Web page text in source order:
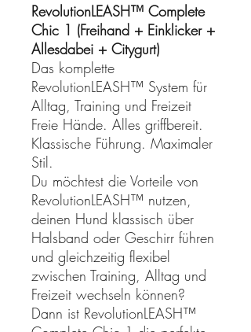
RevolutionLEASH™ Complete
Chic 1 (Freihand + Einklicker +
Allesdabei + Citygurt)
Das komplette
RevolutionLEASH™ System für
Alltag, Training und Freizeit
Freie Hände. Alles griffbereit.
Klassische Führung. Maximaler
Stil.
Du möchtest die Vorteile von
RevolutionLEASH™ nutzen,
deinen Hund klassisch über
Halsband oder Geschirr führen
und gleichzeitig flexibel
zwischen Training, Alltag und
Freizeit wechseln können?
Dann ist RevolutionLEASH™